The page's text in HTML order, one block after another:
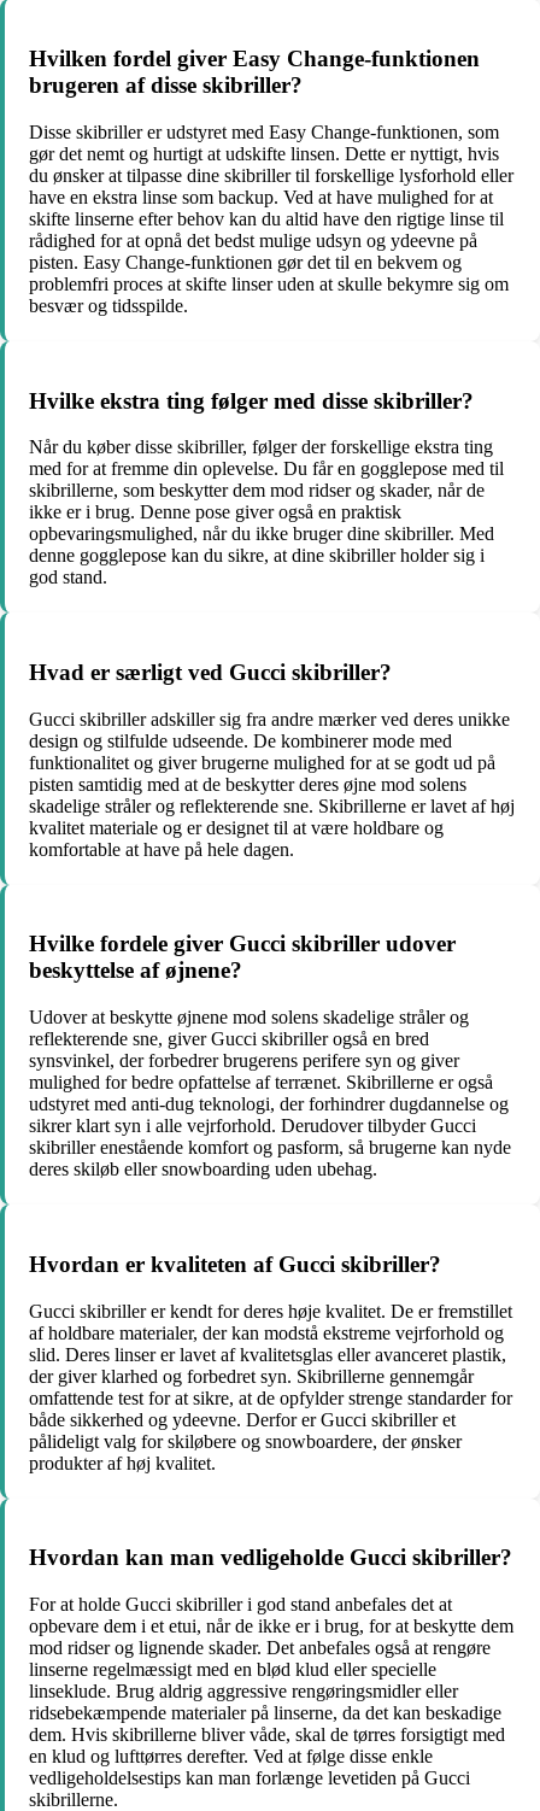
Hvilken fordel giver Easy Change-funktionen
brugeren af disse skibriller?
Disse skibriller er udstyret med Easy Change-funktionen, som
gør det nemt og hurtigt at udskifte linsen. Dette er nyttigt, hvis
du ønsker at tilpasse dine skibriller til forskellige lysforhold eller
have en ekstra linse som backup. Ved at have mulighed for at
skifte linserne efter behov kan du altid have den rigtige linse til
rådighed for at opnå det bedst mulige udsyn og ydeevne på
pisten. Easy Change-funktionen gør det til en bekvem og
problemfri proces at skifte linser uden at skulle bekymre sig om
besvær og tidsspilde.
Hvilke ekstra ting følger med disse skibriller?
Når du køber disse skibriller, følger der forskellige ekstra ting
med for at fremme din oplevelse. Du får en gogglepose med til
skibrillerne, som beskytter dem mod ridser og skader, når de
ikke er i brug. Denne pose giver også en praktisk
opbevaringsmulighed, når du ikke bruger dine skibriller. Med
denne gogglepose kan du sikre, at dine skibriller holder sig i
god stand.
Hvad er særligt ved Gucci skibriller?
Gucci skibriller adskiller sig fra andre mærker ved deres unikke
design og stilfulde udseende. De kombinerer mode med
funktionalitet og giver brugerne mulighed for at se godt ud på
pisten samtidig med at de beskytter deres øjne mod solens
skadelige stråler og reflekterende sne. Skibrillerne er lavet af høj
kvalitet materiale og er designet til at være holdbare og
komfortable at have på hele dagen.
Hvilke fordele giver Gucci skibriller udover
beskyttelse af øjnene?
Udover at beskytte øjnene mod solens skadelige stråler og
reflekterende sne, giver Gucci skibriller også en bred
synsvinkel, der forbedrer brugerens perifere syn og giver
mulighed for bedre opfattelse af terrænet. Skibrillerne er også
udstyret med anti-dug teknologi, der forhindrer dugdannelse og
sikrer klart syn i alle vejrforhold. Derudover tilbyder Gucci
skibriller enestående komfort og pasform, så brugerne kan nyde
deres skiløb eller snowboarding uden ubehag.
Hvordan er kvaliteten af Gucci skibriller?
Gucci skibriller er kendt for deres høje kvalitet. De er fremstillet
af holdbare materialer, der kan modstå ekstreme vejrforhold og
slid. Deres linser er lavet af kvalitetsglas eller avanceret plastik,
der giver klarhed og forbedret syn. Skibrillerne gennemgår
omfattende test for at sikre, at de opfylder strenge standarder for
både sikkerhed og ydeevne. Derfor er Gucci skibriller et
pålideligt valg for skiløbere og snowboardere, der ønsker
produkter af høj kvalitet.
Hvordan kan man vedligeholde Gucci skibriller?
For at holde Gucci skibriller i god stand anbefales det at
opbevare dem i et etui, når de ikke er i brug, for at beskytte dem
mod ridser og lignende skader. Det anbefales også at rengøre
linserne regelmæssigt med en blød klud eller specielle
linseklude. Brug aldrig aggressive rengøringsmidler eller
ridsebekæmpende materialer på linserne, da det kan beskadige
dem. Hvis skibrillerne bliver våde, skal de tørres forsigtigt med
en klud og lufttørres derefter. Ved at følge disse enkle
vedligeholdelsestips kan man forlænge levetiden på Gucci
skibrillerne.